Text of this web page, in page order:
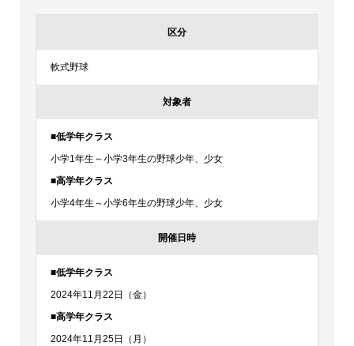
区分
軟式野球
対象者
■低学年クラス
小学1年生～小学3年生の野球少年、少女
■高学年クラス
小学4年生～小学6年生の野球少年、少女
開催日時
■低学年クラス
2024年11月22日（金）
■高学年クラス
2024年11月25日（月）